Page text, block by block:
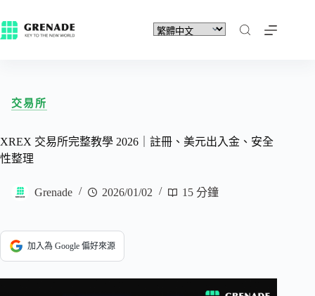
交易所
XREX 交易所完整教學 2026｜註冊、美元出入金、安全
性整理
Grenade 2026/01/02 15 分鐘
加入為 Google 偏好來源